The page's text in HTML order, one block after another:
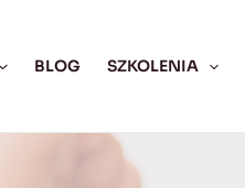
BLOG SZKOLENIA